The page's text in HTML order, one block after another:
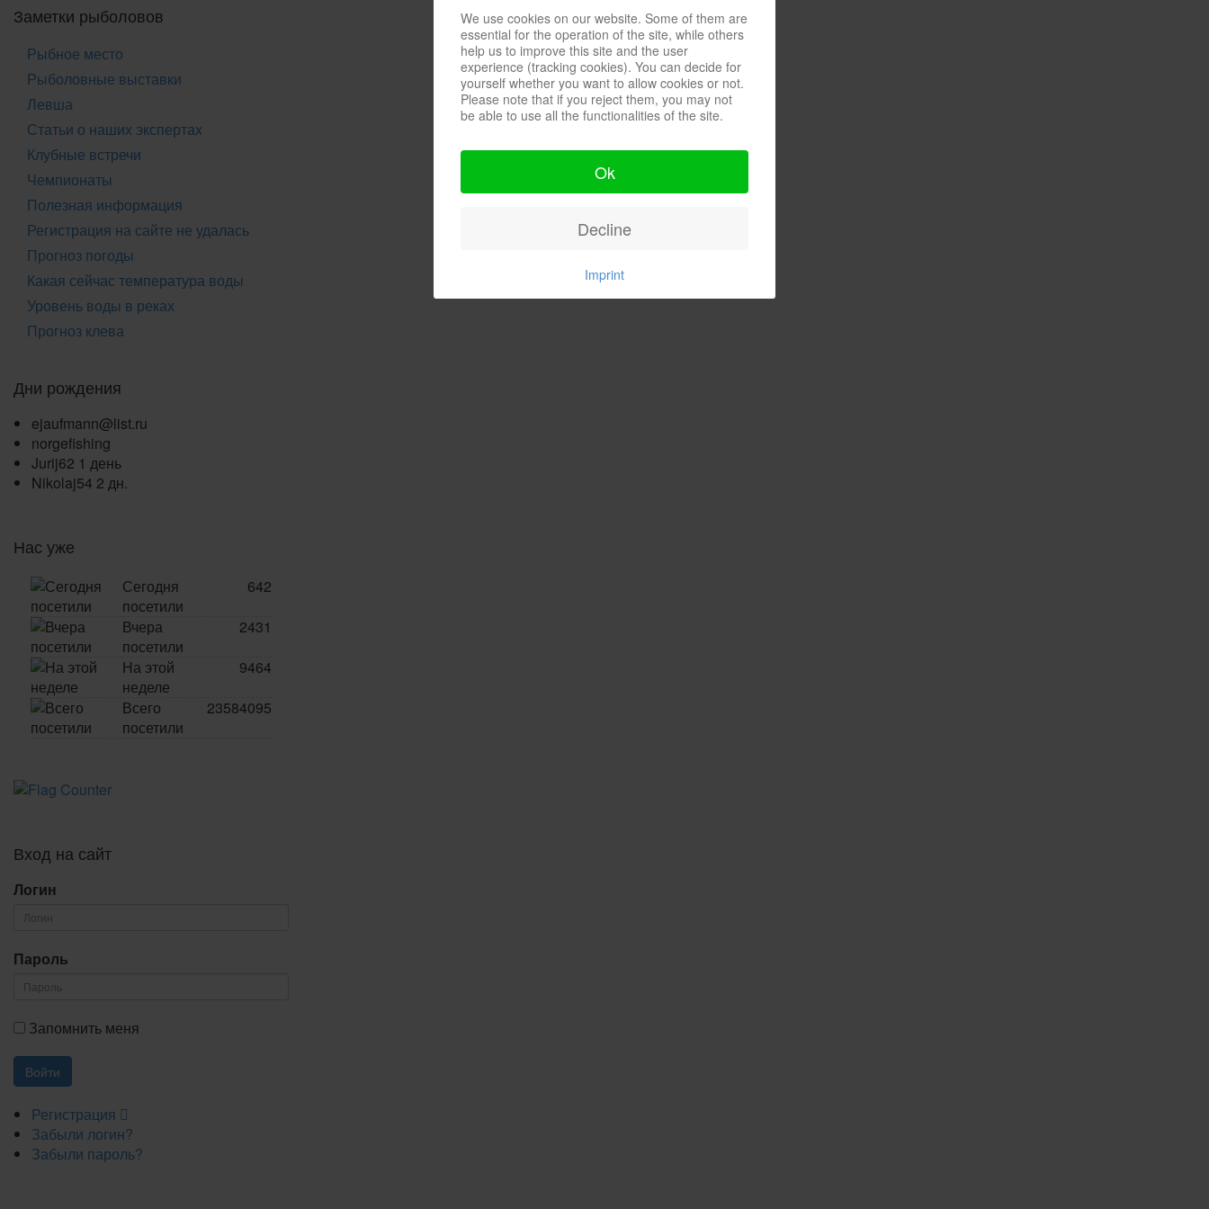
Заметки рыболовов
Рыбное место
Рыболовные выставки
Левша
Статьи о наших экспертах
Клубные встречи
Чемпионаты
Полезная информация
Регистрация на сайте не удалась
Прогноз погоды
Какая сейчас температура воды
Уровень воды в реках
Прогноз клева
Дни рождения
ejaufmann@list.ru
norgefishing
Jurij62 1 день
Nikolaj54 2 дн.
Нас уже
Сегодня
посетили
642
Вчера
посетили
2431
На этой
неделе
9464
Всего
посетили
23584095
Вход на сайт
Логин
Пароль
Запомнить меня
Регистрация
Забыли логин?
Забыли пароль?
We use cookies on our website. Some of them are
essential for the operation of the site, while others
help us to improve this site and the user
experience (tracking cookies). You can decide for
yourself whether you want to allow cookies or not.
Please note that if you reject them, you may not
be able to use all the functionalities of the site.
Ok
Decline
Imprint